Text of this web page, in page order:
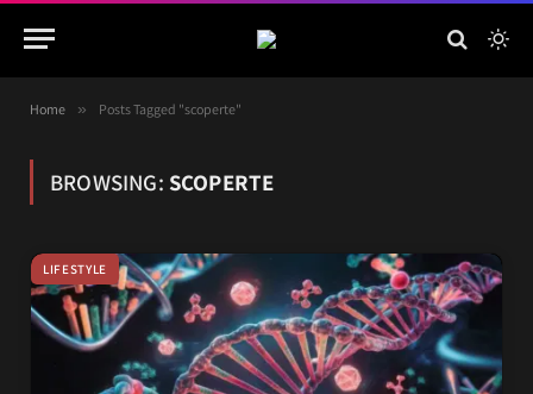
Home » Posts Tagged "scoperte"
BROWSING: SCOPERTE
LIFESTYLE